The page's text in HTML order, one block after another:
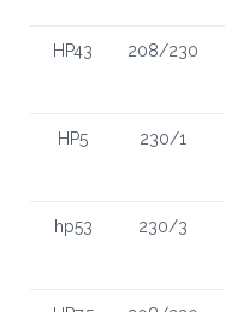
HP43 208/230
HP5 230/1
hp53 230/3